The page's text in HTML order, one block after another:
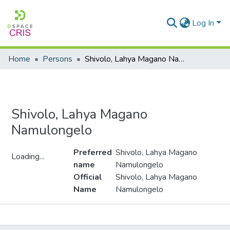
Log In
Home Persons Shivolo, Lahya Magano Namulongelo
Shivolo, Lahya Magano
Namulongelo
Loading...
Preferred
name
Shivolo, Lahya Magano
Namulongelo
Official
Name
Shivolo, Lahya Magano
Namulongelo